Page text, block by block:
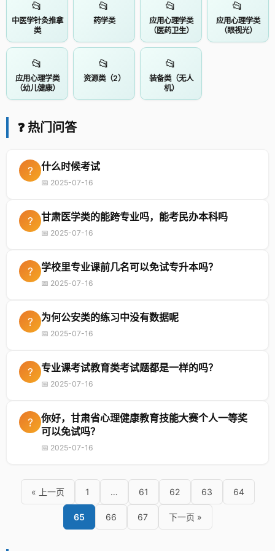
📂
中医学针灸推拿
类
📂
药学类
📂
应用心理学类
（医药卫生）
📂
应用心理学类
（眼视光）
📂
应用心理学类
（幼儿健康）
📂
资源类（2）
📂
装备类（无人
机）
❓ 热门问答
? 什么时候考试
📅 2025-07-16
? 甘肃医学类的能跨专业吗，能考民办本科吗
📅 2025-07-16
? 学校里专业课前几名可以免试专升本吗？
📅 2025-07-16
? 为何公安类的练习中没有数据呢
📅 2025-07-16
? 专业课考试教育类考试题都是一样的吗？
📅 2025-07-16
?
你好，甘肃省心理健康教育技能大赛个人一等奖
可以免试吗？
📅 2025-07-16
« 上一页 1 … 61 62 63 64
65 66 67 下一页 »